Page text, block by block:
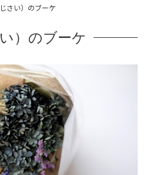
イベント
お知らせ
イフラワー
ハナについて
問い合わせ
instagram
さい）のブーケ
）のブーケ